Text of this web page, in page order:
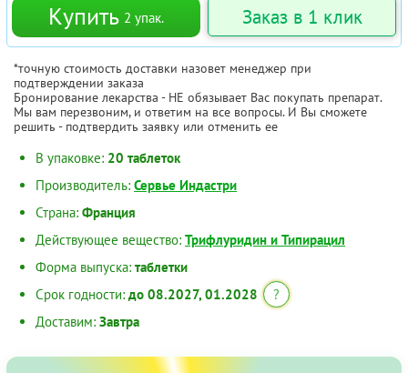
Купить 2 упак. Заказ в 1 клик
*точную стоимость доставки назовет менеджер при
подтверждении заказа
Бронирование лекарства - НЕ обязывает Вас покупать препарат.
Мы вам перезвоним, и ответим на все вопросы. И Вы сможете
решить - подтвердить заявку или отменить ее
В упаковке: 20 таблеток
Производитель: Сервье Индастри
Страна: Франция
Действующее вещество: Трифлуридин и Типирацил
Форма выпуска: таблетки
Срок годности: до 08.2027, 01.2028
?
Доставим: Завтра